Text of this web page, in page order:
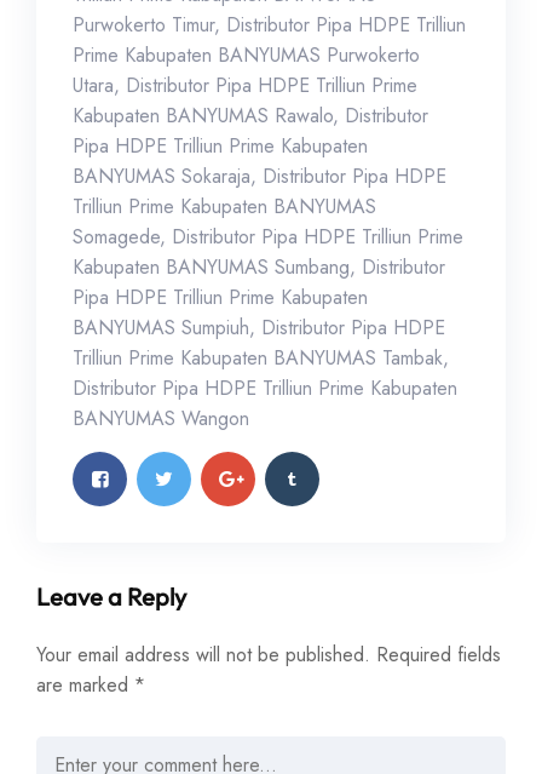
Purwokerto Timur, Distributor Pipa HDPE Trilliun
Prime Kabupaten BANYUMAS Purwokerto
Utara, Distributor Pipa HDPE Trilliun Prime
Kabupaten BANYUMAS Rawalo, Distributor
Pipa HDPE Trilliun Prime Kabupaten
BANYUMAS Sokaraja, Distributor Pipa HDPE
Trilliun Prime Kabupaten BANYUMAS
Somagede, Distributor Pipa HDPE Trilliun Prime
Kabupaten BANYUMAS Sumbang, Distributor
Pipa HDPE Trilliun Prime Kabupaten
BANYUMAS Sumpiuh, Distributor Pipa HDPE
Trilliun Prime Kabupaten BANYUMAS Tambak,
Distributor Pipa HDPE Trilliun Prime Kabupaten
BANYUMAS Wangon
Leave a Reply
Your email address will not be published. Required fields
are marked *